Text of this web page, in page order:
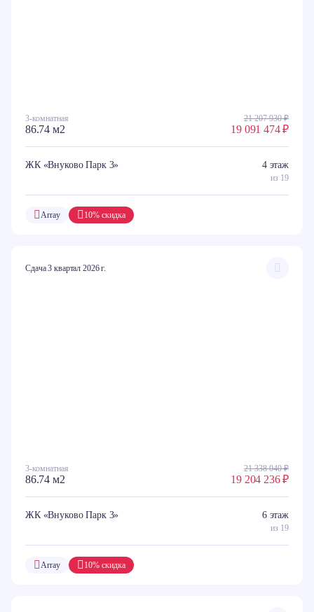
3-комнатная
86.74 м2
21 207 930 ₽
19 091 474 ₽
ЖК «Внуково Парк 3» 4 этаж
из 19
10% скидка
Array
Сдача 3 квартал 2026 г.
3-комнатная
86.74 м2
21 338 040 ₽
19 204 236 ₽
ЖК «Внуково Парк 3» 6 этаж
из 19
10% скидка
Array